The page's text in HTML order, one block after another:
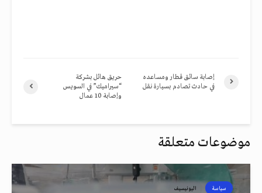
حريق هائل بشركة
“سيراميك” في السويس
وإصابة 10 عمال
إصابة سائق قطار ومساعده
في حادث تصادم بسيارة نقل
موضوعات متعلقة
سياسة اليونيسيف